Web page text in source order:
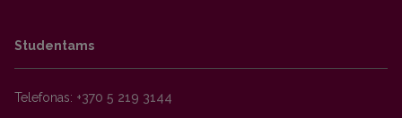
Studentams
Telefonas: +370 5 219 3144